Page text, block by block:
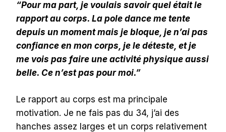
“Pour ma part, je voulais savoir quel était le
rapport au corps. La pole dance me tente
depuis un moment mais je bloque, je n’ai pas
confiance en mon corps, je le déteste, et je
me vois pas faire une activité physique aussi
belle. Ce n’est pas pour moi.”
Le rapport au corps est ma principale
motivation. Je ne fais pas du 34, j’ai des
hanches assez larges et un corps relativement